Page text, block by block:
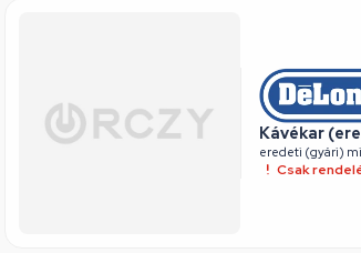
Kávékar
eredeti (gyári)
Csak